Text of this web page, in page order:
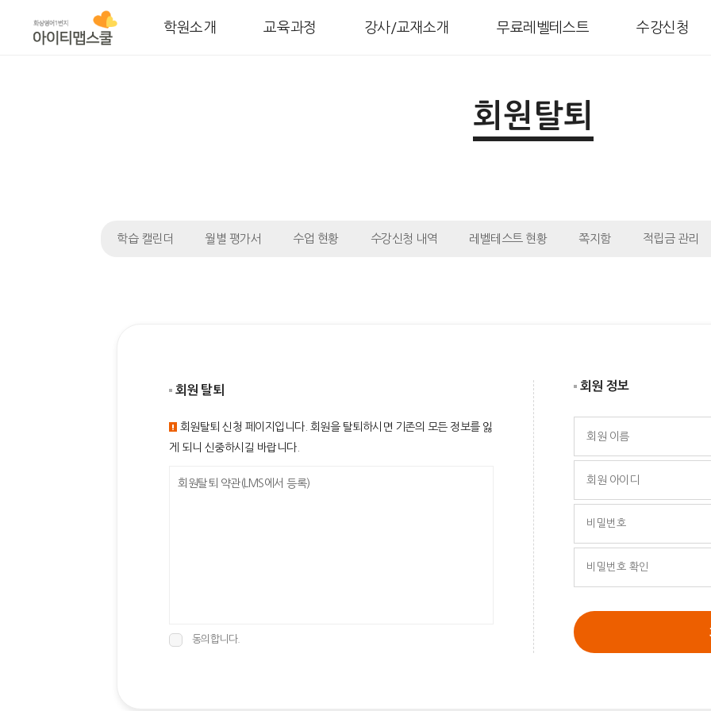
학원소개 교육과정 강사/교재소개 무료레벨테스트 수강신청
회원탈퇴
학습 캘린더 월별 평가서 수업 현황 수강신청 내역 레벨테스트 현황 쪽지함 적립금 관리
회원 탈퇴
회원탈퇴 신청 페이지입니다. 회원을 탈퇴하시면 기존의 모든 정보를 잃
게 되니 신중하시길 바랍니다.
회원탈퇴 약관(LMS에서 등록)
동의합니다.
회원 정보